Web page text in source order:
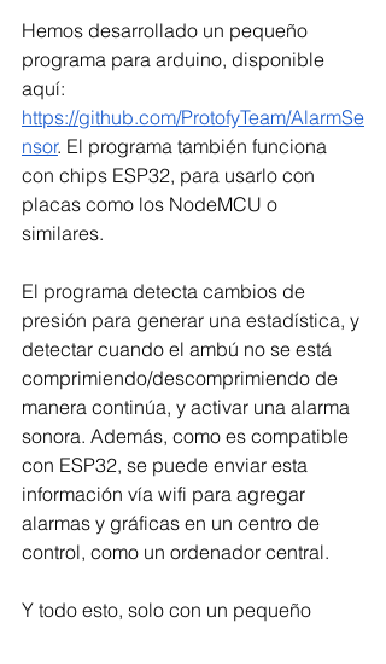
Hemos desarrollado un pequeño
programa para arduino, disponible
aquí:
https://github.com/ProtofyTeam/AlarmSe
nsor. El programa también funciona
con chips ESP32, para usarlo con
placas como los NodeMCU o
similares.
El programa detecta cambios de
presión para generar una estadística, y
detectar cuando el ambú no se está
comprimiendo/descomprimiendo de
manera continúa, y activar una alarma
sonora. Además, como es compatible
con ESP32, se puede enviar esta
información vía wifi para agregar
alarmas y gráficas en un centro de
control, como un ordenador central.
Y todo esto, solo con un pequeño